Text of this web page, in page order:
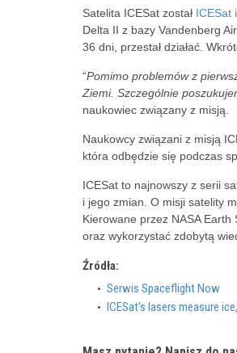
Satelita ICESat został ICESat
Delta II z bazy Vandenberg
36 dni, przestał działać.
“Pomimo problemów z
Ziemi. Szczególnie
naukowiec związany z misją.
Naukowcy związani z misją
która odbędzie się podczas
ICESat to najnowszy z serii
i jego zmian. O misji satelity
Kierowane przez NASA
oraz wykorzystać zdobytą
Źródła:
Serwis Spaceflight Now
ICESat's lasers measure